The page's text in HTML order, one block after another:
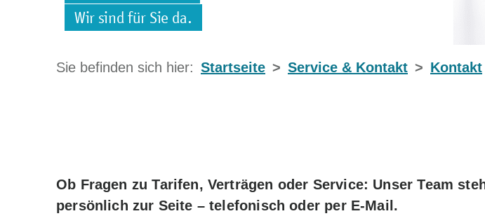
Wir sind für Sie da.
Startseite Service & Kontakt Kontakt
Ob Fragen zu Tarifen, Verträgen oder Service: Unser Team
persönlich zur Seite – telefonisch oder per E-Mail.